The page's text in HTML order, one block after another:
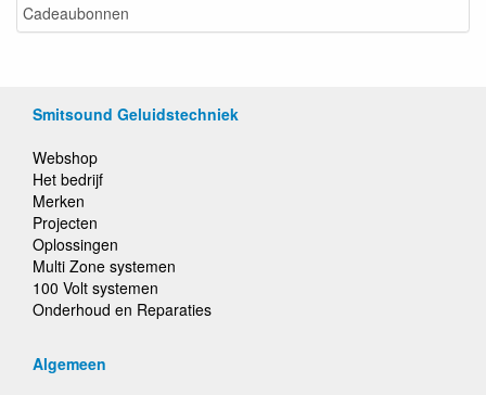
Cadeaubonnen
Smitsound Geluidstechniek
Webshop
Het bedrijf
Merken
Projecten
Oplossingen
Multi Zone systemen
100 Volt systemen
Onderhoud en Reparaties
Algemeen